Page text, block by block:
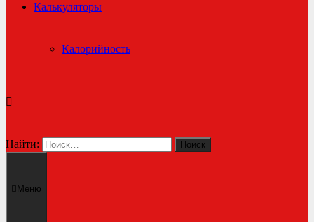
Калькуляторы
Калорийность
Найти:
Меню